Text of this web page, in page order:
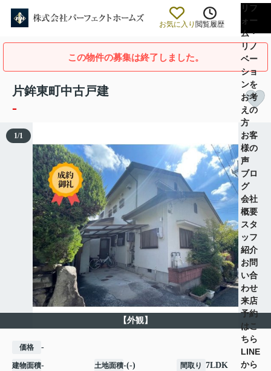
お気に入り 閲覧履歴
リフ
ォー
ム・
リノ
ベー
ショ
ンを
お考
えの
方
お客
様の
声
ブロ
グ
会社
概要
スタ
ッフ
紹介
お問
い合
わせ
来店
予約
はこ
ちら
LINE
から
この物件の募集は終了しました。
片鉾東町中古戸建
-
【外観】
1/1
価格 -
建物面積- 土地面積-(-) 間取り 7LDK